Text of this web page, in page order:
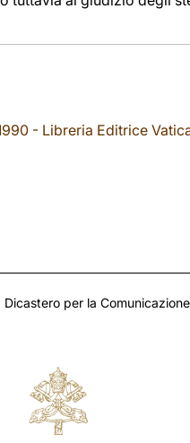
- Libreria Editrice
per la Comunicazione